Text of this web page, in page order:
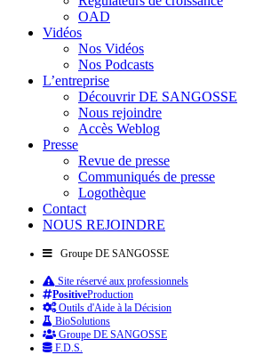
OAD
Vidéos
Nos Vidéos
Nos Podcasts
L’entreprise
Découvrir DE SANGOSSE
Nous rejoindre
Accès Weblog
Presse
Revue de presse
Communiqués de presse
Logothèque
Contact
NOUS REJOINDRE
Groupe DE SANGOSSE
Site réservé aux professionnels
PositiveProduction
Outils d'Aide à la Décision
BioSolutions
Groupe DE SANGOSSE
F.D.S.